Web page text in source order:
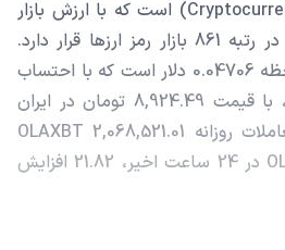
Currency) یا رمزارز (Cryptocurrency) است که با ارزش بازار
حدود 9,895,202.65 دلار در رتبه 861 بازار رمز ارزها قرار دارد.
قیمت OLAXBT در این لحظه 0.04706 دلار است که با احتساب
قیمت تتر 0.9995 تومان، با قیمت 8,924.49 تومان در ایران
معامله می‌شود. حجم معاملات روزانه OLAXBT 2,068,521.01
دلار است و قیمت OLAXBT در 24 ساعت اخیر، 21.82 افزایش